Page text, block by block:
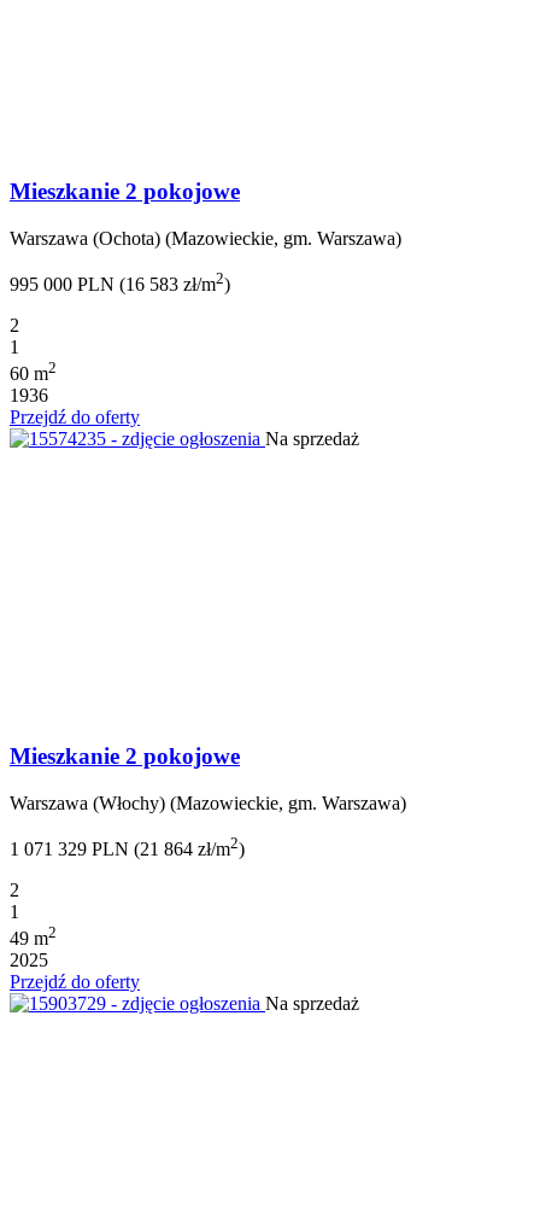
Mieszkanie 2 pokojowe
Warszawa (Ochota) (Mazowieckie, gm. Warszawa)
995 000 PLN (16 583 zł/m2)
2
1
60 m2
1936
Przejdź do oferty
Na sprzedaż
Mieszkanie 2 pokojowe
Warszawa (Włochy) (Mazowieckie, gm. Warszawa)
1 071 329 PLN (21 864 zł/m2)
2
1
49 m2
2025
Przejdź do oferty
Na sprzedaż